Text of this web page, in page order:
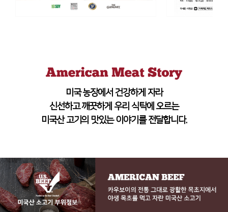
미국 농장에서 건강하게 자라
신선하고 깨끗하게 우리 식탁에 오르는
미국산 고기의 맛있는 이야기를 전달합니다.